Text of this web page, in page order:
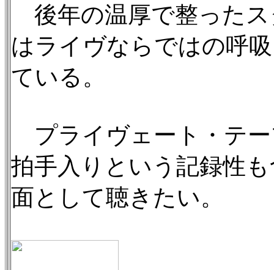
後年の温厚で整った
はライヴならではの呼
ている。
プライヴェート・テ
拍手入りという記録性
面として聴きたい。